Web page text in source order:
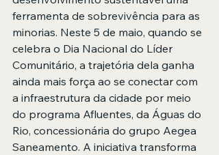
ferramenta de sobrevivência para as
minorias. Neste 5 de maio, quando se
celebra o Dia Nacional do Líder
Comunitário, a trajetória dela ganha
ainda mais força ao se conectar com
a infraestrutura da cidade por meio
do programa Afluentes, da Águas do
Rio, concessionária do grupo Aegea
Saneamento. A iniciativa transforma